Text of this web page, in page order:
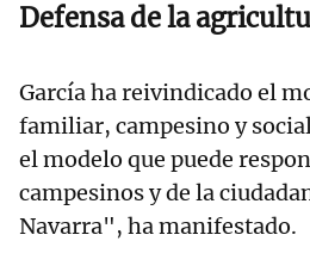
Defensa de la
García ha reivindicado el
familiar, campesino y
el modelo que puede
campesinos y de la
Navarra", ha manifestado.